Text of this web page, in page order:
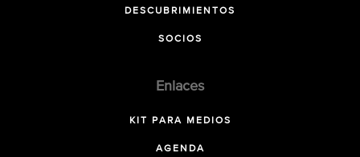
DESCUBRIMIENTOS
SOCIOS
Enlaces
KIT PARA MEDIOS
AGENDA